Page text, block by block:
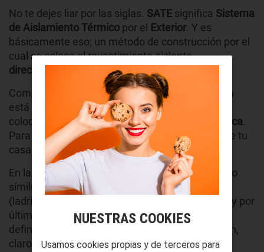
No te dejes liar por las siglas. SATE significa Sistema
de Aislamiento Térmico por el Exterior. Y es
básicamente eso; un método de construcción por el
cual se coloca el revestimiento aislante
directamente sobre la fachada del edificio
Como puedes imaginar, esta capa de protección
está formada por planchas especiales que se
colocan
empleando adhesivos y fijación mecánica.
Para que lo entiendas, es como si las paredes de tu
casa fueran un sándwich.
En la parte más interior, la que ves, iría el pladur o
símiles, después los materiales de construcción
(ladrillo, hormigón, etc),
, y por
último el acabado final que le dará la estética
definitiva a la construcción. Es una simplificación,
claro, pero nos sirve.
NUESTRAS COOKIES
Usamos cookies propias y de terceros para